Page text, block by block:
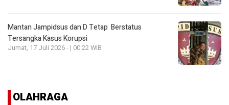
Mantan Jampidsus dan D Tetap Berstatus
Tersangka Kasus Korupsi
Jumat, 17 Juli 2026 - | 00:22 WIB
OLAHRAGA